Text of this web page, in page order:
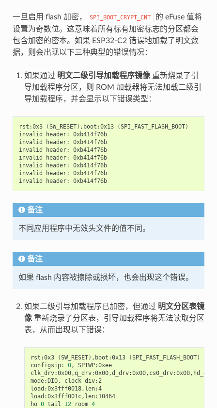
一旦启用 flash 加密， SPI_BOOT_CRYPT_CNT
的 eFuse 值将
设置为奇数位。这意味着所有标有加密标志的分区都会
包含加密的密本。如果 ESP32-C2 错误地加载了明文数
据，则会出现以下三种典型的错误情况：
如果通过 明文二级引导加载程序镜像重新烧录了引
导加载程序分区，则 ROM 加载器将无法加载二级引
导加载程序，并会显示以下错误类型：
rst:0x3 (SW_RESET) ,boot:0x13 (SPI_FAST_FLASH_BOOT)
invalid
header:
0xb414f76b
invalid
header:
0xb414f76b
invalid
header:
0xb414f76b
invalid
header:
0xb414f76b
invalid
header:
0xb414f76b
invalid
header:
0xb414f76b
invalid
header: 0xb414f76b
备注
不同应用程序中无效头文件的值不同。
备注
如果 flash 内容被擦除或损坏，也会出现这个错误。
如果二级引导加载程序已加密，但通过 明文分区表镜
像重新烧录了分区表，引导加载程序将无法读取分区
表，从而出现以下错误：
rst:0x3 (SW_RESET) ,boot:0x13 (SPI_FAST_FLASH_BOOT)
configsip:
0,
SPIWP:0xee
mode:DIO,
clock div:2
load:0x3fff0018,len:4
load:0x3fff001c,len:10464
ho 0 tail 12 room 4